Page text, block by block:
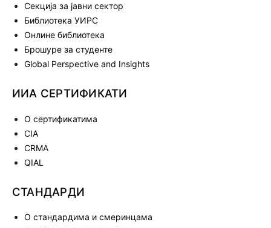
Секција за јавни сектор
Библиотека УИРС
Онлине библиотека
Брошуре за студенте
Global Perspective and Insights
ИИА СЕРТИФИКАТИ
О сертификатима
CIA
CRMA
QIAL
СТАНДАРДИ
О стандардима и смеринцама